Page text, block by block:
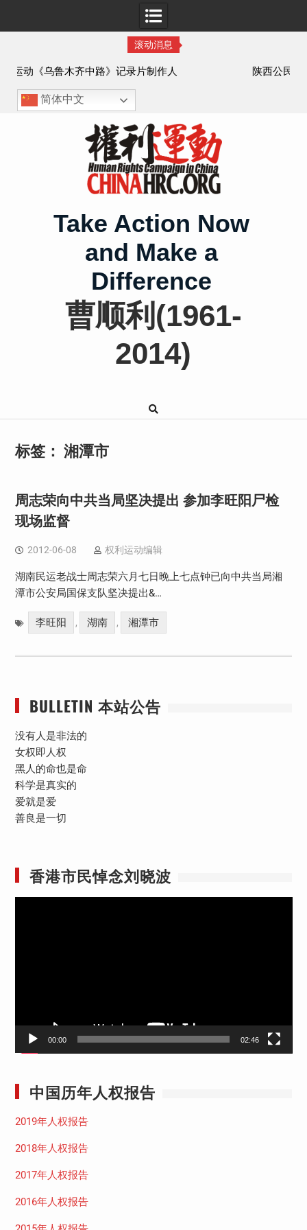
滚动消息
陕西公民吕动力申办护照记录
简体中文
Take Action Now
and Make a
Difference
曹顺利(1961-
2014)
标签： 湘潭市
周志荣向中共当局坚决提出 参加李旺阳尸检
现场监督
2012-06-08 权利运动编辑
湖南民运老战士周志荣六月七日晚上七点钟已向中共当局湘
潭市公安局国保支队坚决提出&…
李旺阳 , 湖南 , 湘潭市
BULLETIN 本站公告
没有人是非法的
女权即人权
黑人的命也是命
科学是真实的
爱就是爱
善良是一切
香港市民悼念刘晓波
00:00 02:46
中国历年人权报告
2019年人权报告
2018年人权报告
2017年人权报告
2016年人权报告